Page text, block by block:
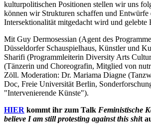
kulturpolitischen Positionen stellen wir uns
können wir Strukturen schaffen und Entwürfe
Intersektionalität mitgedacht wird und gelebte
Mit Guy Dermosessian (Agent des
Düsseldorfer Schauspielhaus, Künstler und
Sharifi (Programmleiterin Diversity Arts
(Tänzerin und Choreografin, Mitglied von
Zöll. Moderation: Dr. Mariama Diagne
Doc, Freie Universität Berlin,
"Intervenierende Künste").
HIER kommt ihr zum Talk Feministische
believe I am still protesting against this shit